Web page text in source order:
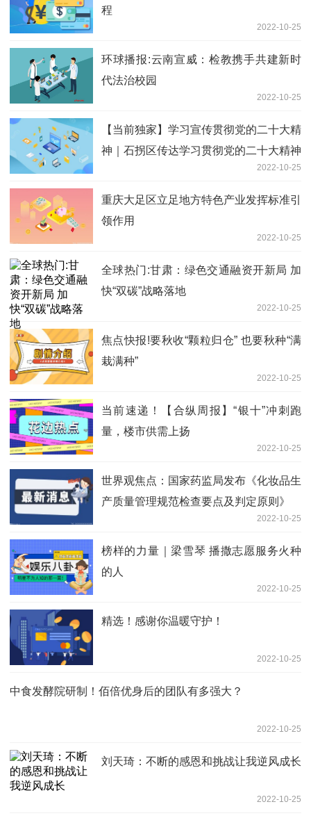
程
2022-10-25
环球播报:云南宣威：检教携手共建新时
代法治校园
2022-10-25
【当前独家】学习宣传贯彻党的二十大精
神｜石拐区传达学习贯彻党的二十大精神
2022-10-25
重庆大足区立足地方特色产业发挥标准引
领作用
2022-10-25
全球热门:甘肃：绿色交通融资开新局 加
快“双碳”战略落地
2022-10-25
焦点快报!要秋收“颗粒归仓” 也要秋种“满
栽满种”
2022-10-25
当前速递！【合纵周报】“银十”冲刺跑
量，楼市供需上扬
2022-10-25
世界观焦点：国家药监局发布《化妆品生
产质量管理规范检查要点及判定原则》
2022-10-25
榜样的力量｜梁雪琴 播撒志愿服务火种
的人
2022-10-25
精选！感谢你温暖守护！
2022-10-25
中食发酵院研制！佰倍优身后的团队有多强大？
2022-10-25
刘天琦：不断的感恩和挑战让我逆风成长
2022-10-25